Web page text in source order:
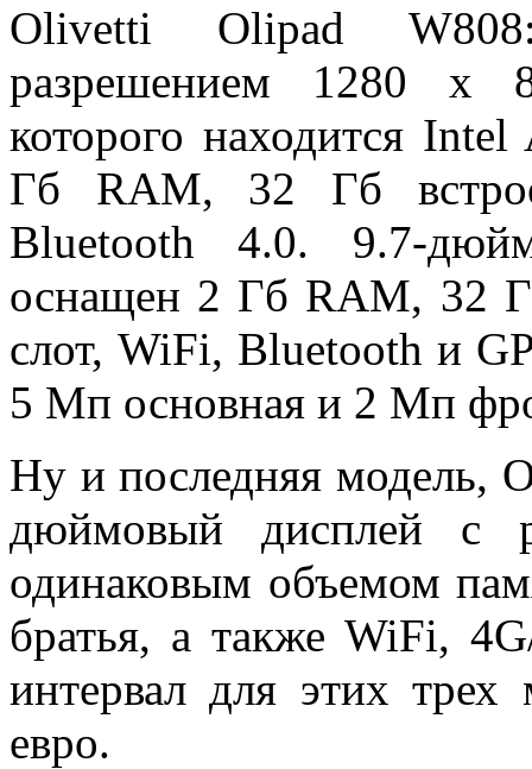
Olivetti Olipad
разрешением 1280 x
которого находится
Гб RAM, 32 Гб
Bluetooth 4.0. 9.7-
оснащен 2 Гб RAM, 32
слот, WiFi, Bluetooth и
5 Мп основная и 2 Мп
Ну и последняя модель,
дюймовый дисплей с
одинаковым объемом
братья, а также WiFi,
интервал для этих трех
евро.